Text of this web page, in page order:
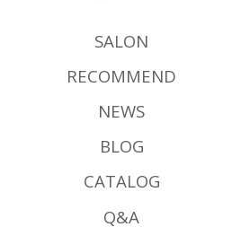
SALON
RECOMMEND
NEWS
BLOG
CATALOG
Q&A